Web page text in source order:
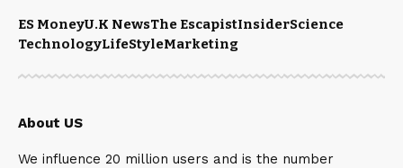
ES MoneyU.K NewsThe EscapistInsiderScience
TechnologyLifeStyleMarketing
About US
We influence 20 million users and is the number